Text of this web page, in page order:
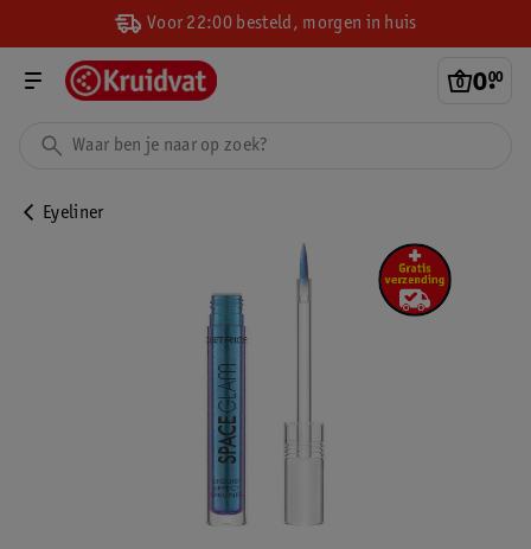
Voor 22:00 besteld, morgen in huis
0.
00
Eyeliner